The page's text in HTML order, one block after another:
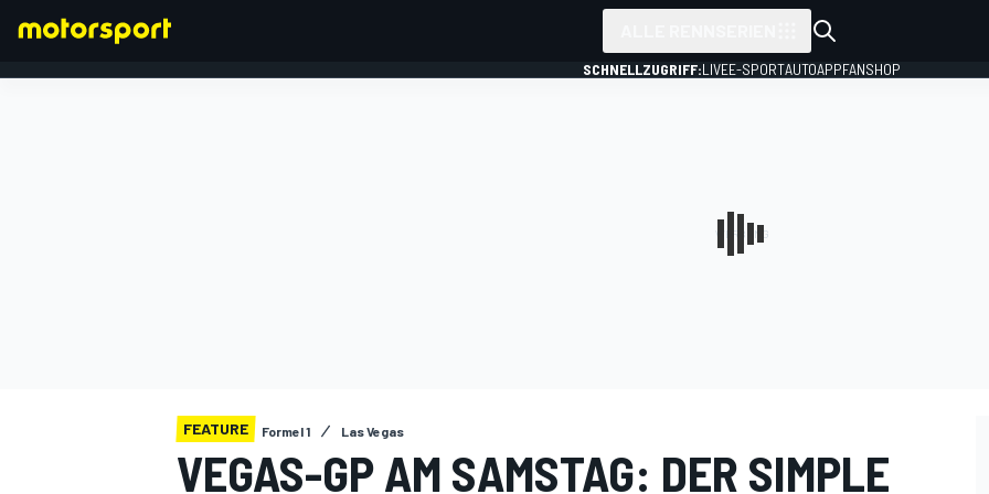
SCHNELLZUGRIFF:LIVEE-SPORTAUTOAPPFANSHOP
FEATURE Formel 1 Las Vegas
VEGAS-GP AM SAMSTAG: DER SIMPLE